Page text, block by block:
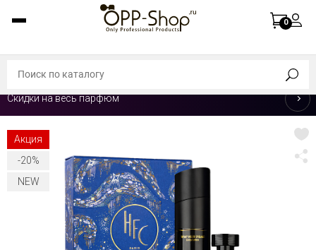
0
Скидки на весь парфюм
Акция
-20%
NEW